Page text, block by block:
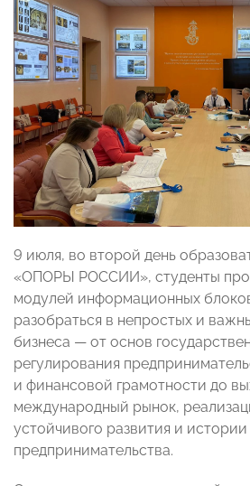
9 июля, во второй день
«ОПОРЫ РОССИИ», студенты
модулей информационных
разобраться в непростых и
бизнеса — от основ
регулирования
и финансовой грамотности до
международный рынок,
устойчивого развития и
предпринимательства.